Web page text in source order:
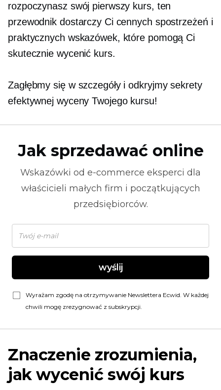
rozpoczynasz swój pierwszy kurs, ten
przewodnik dostarczy Ci cennych spostrzeżeń i
praktycznych wskazówek, które pomogą Ci
skutecznie wycenić kurs.
Zagłębmy się w szczegóły i odkryjmy sekrety
efektywnej wyceny Twojego kursu!
Jak sprzedawać online
Wskazówki od e-commerce eksperci dla
właścicieli małych firm i początkujących
przedsiębiorców.
wyślij
Wyrażam zgodę na otrzymywanie Newslettera Ecwid. W każdej
chwili mogę zrezygnować z subskrypcji.
Znaczenie zrozumienia,
jak wycenić swój kurs